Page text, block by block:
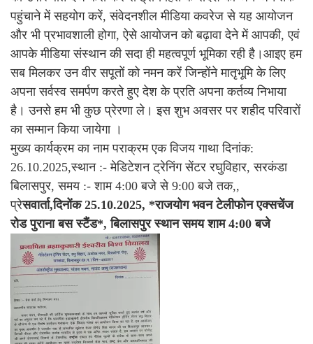
पहुंचाने में सहयोग करें, संवेदनशील मीडिया कवरेज से यह आयोजन
और भी प्रभावशाली होगा, ऐसे आयोजन को बढ़ावा देने में आपकी, एवं
आपके मीडिया संस्थान की सदा ही महत्वपूर्ण भूमिका रही है।आइए हम
सब मिलकर उन वीर सपूतों को नमन करें जिन्होंने मातृभूमि के लिए
अपना सर्वस्व समर्पण करते हुए देश के प्रति अपना कर्तव्य निभाया
है। उनसे हम भी कुछ प्रेरणा ले। इस शुभ अवसर पर शहीद परिवारों
का सम्मान किया जायेगा ।
मुख्य कार्यक्रम का नाम पराक्रम एक विजय गाथा दिनांक:
26.10.2025,स्थान :- मेडिटेशन ट्रेनिंग सेंटर रघुविहार, सरकंडा
बिलासपुर, समय :- शाम 4:00 बजे से 9:00 बजे तक,,
प्रेसवार्ता,दिनोंक 25.10.2025, *राजयोग भवन टेलीफोन एक्सचेंज
रोड पुराना बस स्टैंड*, बिलासपुर स्थान समय शाम 4:00 बजे